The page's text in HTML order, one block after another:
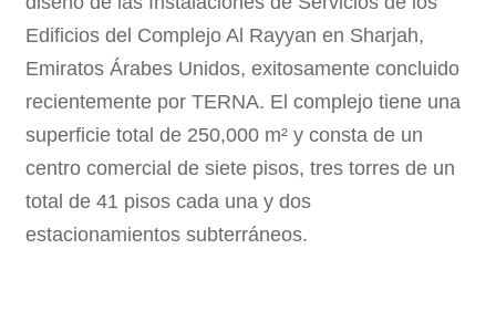
Edificios del Complejo Al Rayyan en Sharjah,
Emiratos Árabes Unidos, exitosamente concluido
recientemente por TERNA. El complejo tiene una
superficie total de 250,000 m² y consta de un
centro comercial de siete pisos, tres torres de un
total de 41 pisos cada una y dos
estacionamientos subterráneos.